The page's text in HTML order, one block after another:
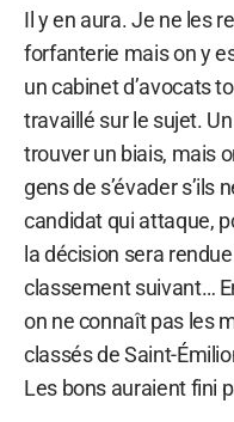
Il y en aura. Je ne les
forfanterie mais on y
un cabinet d’avocats
travaillé sur le sujet.
trouver un biais, mais
gens de s’évader s’ils
candidat qui attaque,
la décision sera
classement suivant…
on ne connaît pas les
classés de Saint-
Les bons auraient fini